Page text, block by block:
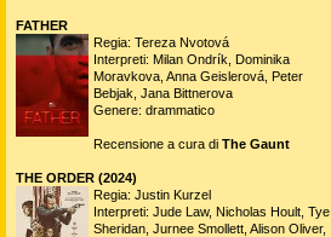
FATHER
Regia: Tereza Nvotová
Interpreti: Milan Ondrík, Dominika
Moravkova, Anna Geislerová, Peter
Bebjak, Jana Bittnerova
Genere: drammatico
Recensione a cura di The Gaunt
THE ORDER (2024)
Regia: Justin Kurzel
Interpreti: Jude Law, Nicholas Hoult, Tye
Sheridan, Jurnee Smollett, Alison Oliver,